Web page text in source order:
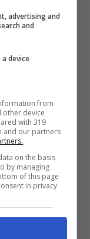
in questo
che
di
un
nuovo
la
advertising and
and
device
from
other device
with 319
and our partners
on the basis
by managing
of this page
in privacy